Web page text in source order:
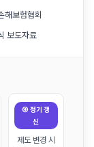
해보험협회
보도자료
④ 정기 갱
신
제도 변경 시